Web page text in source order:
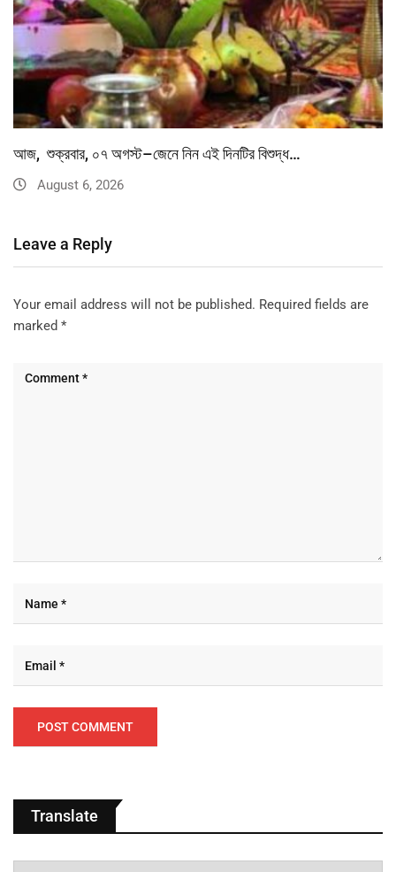
আজ, শুক্রবার, ০৭ অগস্ট–জেনে নিন এই দিনটির বিশুদ্ধ…
August 6, 2026
Leave a Reply
Your email address will not be published. Required fields are
marked *
Translate